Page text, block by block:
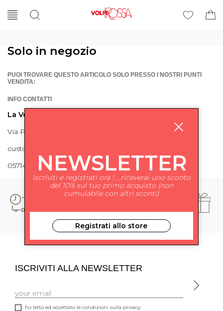
Solo in negozio
PUOI TROVARE QUESTO ARTICOLO SOLO PRESSO I NOSTRI PUNTI
VENDITA:
INFO CONTATTI
La Volpe Rossa
Via Piave 27 56024 Ponte a Egola
customercare@lavolperossa.it
0571498228
ISCRIVITI ALLA NEWSLETTER
ho letto ed accettato le condizioni sulla privacy.
NEWSLETTER
iscriviti e registrati ora ! ...riceverai uno sconto
del 10% sul tuo primo acquisto (non
cumulabile con altri sconti)
Registrati allo store